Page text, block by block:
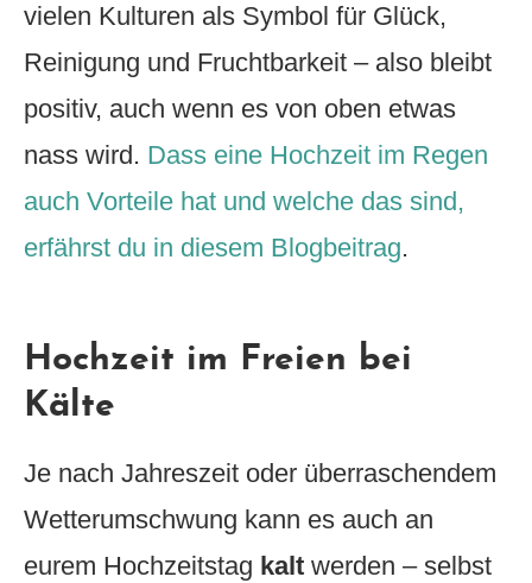
vielen Kulturen als Symbol für Glück,
Reinigung und Fruchtbarkeit – also bleibt
positiv, auch wenn es von oben etwas
nass wird. Dass eine Hochzeit im Regen
auch Vorteile hat und welche das sind,
erfährst du in diesem Blogbeitrag.
Hochzeit im Freien bei
Kälte
Je nach Jahreszeit oder überraschendem
Wetterumschwung kann es auch an
eurem Hochzeitstag kalt werden – selbst